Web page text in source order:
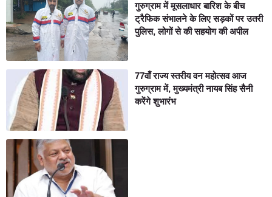
गुरुग्राम में मूसलाधार बारिश के बीच
ट्रैफिक संभालने के लिए सड़कों पर उतरी
पुलिस, लोगों से की सहयोग की अपील
77वाँ राज्य स्तरीय वन महोत्सव आज
गुरुग्राम में, मुख्यमंत्री नायब सिंह सैनी
करेंगे शुभारंभ